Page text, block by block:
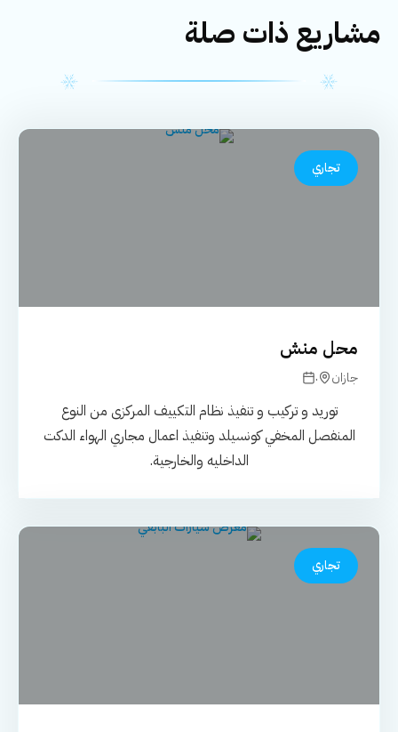
مشاريع ذات صلة
تجاري
محل منش
جازان
.
توريد و تركيب و تنفيذ نظام التكييف المركزى من النوع
المنفصل المخفي كونسيلد وتنفيذ اعمال مجاري الهواء الدكت
الداخليه والخارجية.
تجاري